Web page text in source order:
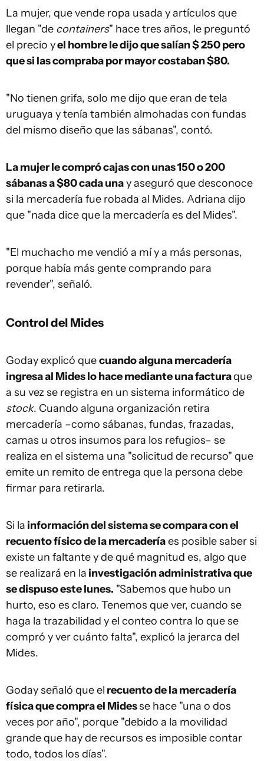
La mujer, que vende ropa usada y artículos que
llegan "de containers" hace tres años, le preguntó
el precio yel hombre le dijo que salían $ 250 pero
que si las compraba por mayor costaban $80.
"No tienen grifa, solo me dijo que eran de tela
uruguaya y tenía también almohadas con fundas
del mismo diseño que las sábanas", contó.
La mujer le compró cajas con unas 150 o 200
sábanas a $80 cada unay aseguró que desconoce
si la mercadería fue robada al Mides. Adriana dijo
que "nada dice que la mercadería es del Mides".
"El muchacho me vendió a mí y a más personas,
porque había más gente comprando para
revender", señaló.
Control del Mides
Goday explicó quecuando alguna mercadería
ingresa al Mides lo hace mediante una facturaque
a su vez se registra en un sistema informático de
stock. Cuando alguna organización retira
mercadería –como sábanas, fundas, frazadas,
camas u otros insumos para los refugios– se
realiza en el sistema una "solicitud de recurso" que
emite un remito de entrega que la persona debe
firmar para retirarla.
Si la información del sistema se compara con el
recuento físico de la mercaderíaes posible saber si
existe un faltante y de qué magnitud es, algo que
se realizará en la investigación administrativa que
se dispuso este lunes. "Sabemos que hubo un
hurto, eso es claro. Tenemos que ver, cuando se
haga la trazabilidad y el conteo contra lo que se
compró y ver cuánto falta", explicó la jerarca del
Mides.
Goday señaló que el recuento de la mercadería
física que compra el Midesse hace "una o dos
veces por año", porque "debido a la movilidad
grande que hay de recursos es imposible contar
todo, todos los días".